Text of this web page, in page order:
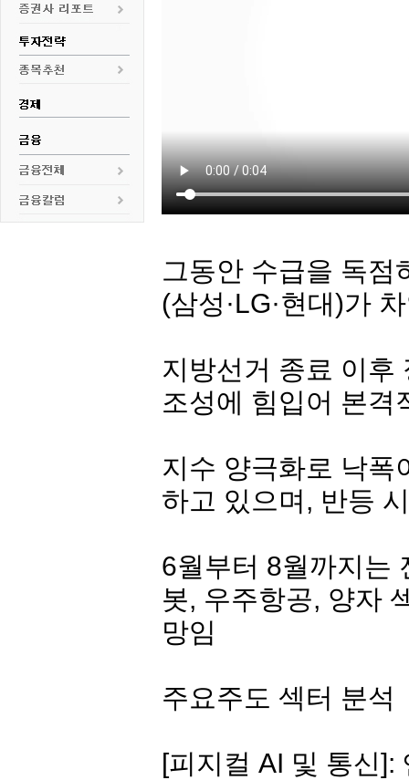
그동안 수급을 독점
(삼성·LG·현대)가
지방선거 종료 이후
조성에 힘입어 본격
지수 양극화로 낙폭
하고 있으며, 반등
6월부터 8월까지는
봇, 우주항공, 양자
망임
주요주도 섹터 분석
[피지컬 AI 및 통신]: